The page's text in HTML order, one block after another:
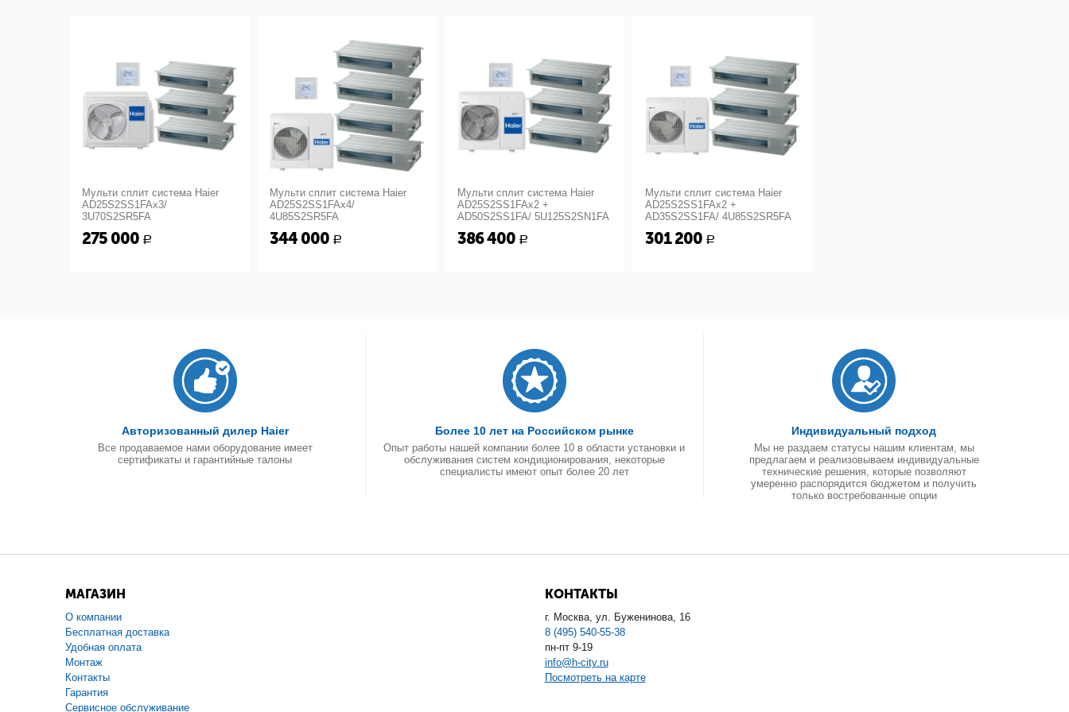
Мульти сплит система Haier
AD25S2SS1FAx3/
3U70S2SR5FA
275 000 Р
Мульти сплит система Haier
AD25S2SS1FAx4/
4U85S2SR5FA
344 000 Р
Мульти сплит система Haier
AD25S2SS1FAx2 +
AD50S2SS1FA/ 5U125S2SN1FA
386 400 Р
Мульти сплит система Haier
AD25S2SS1FAx2 +
AD35S2SS1FA/ 4U85S2SR5FA
301 200 Р
Авторизованный дилер Haier
Все продаваемое нами оборудование имеет
сертификаты и гарантийные талоны
Более 10 лет на Российском рынке
Опыт работы нашей компании более 10 в области установки и
обслуживания систем кондиционирования, некоторые
специалисты имеют опыт более 20 лет
Индивидуальный подход
Мы не раздаем статусы нашим клиентам, мы
предлагаем и реализовываем индивидуальные
технические решения, которые позволяют
умеренно распорядится бюджетом и получить
только востребованные опции
МАГАЗИН
О компании
Бесплатная доставка
Удобная оплата
Монтаж
Контакты
Гарантия
Сервисное обслуживание
КОНТАКТЫ
г. Москва, ул. Буженинова, 16
8 (495) 540-55-38
пн-пт 9-19
info@h-city.ru
Посмотреть на карте